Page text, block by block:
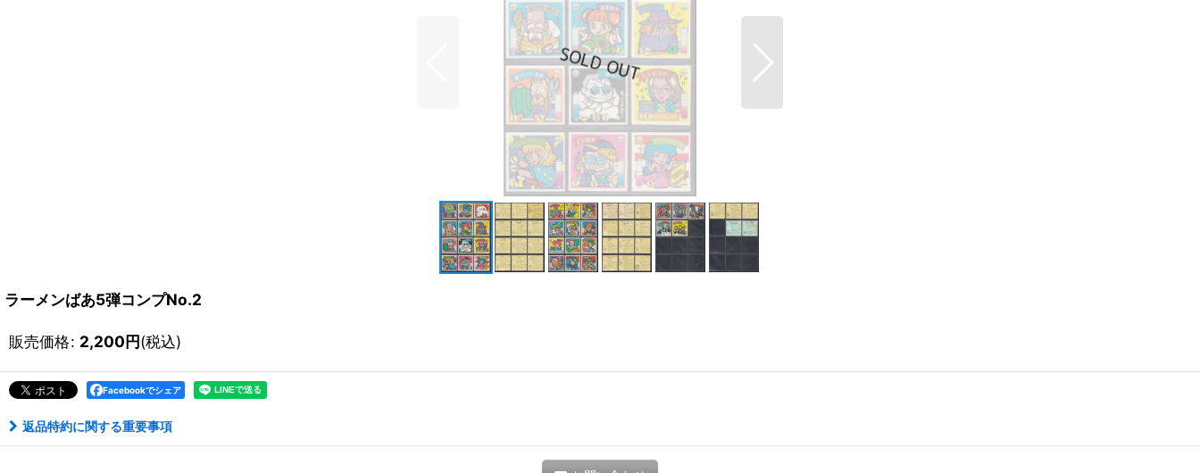
ラーメンばあ5弾コンプNo.2
販売価格: 2,200円(税込)
Facebookでシェア
返品特約に関する重要事項